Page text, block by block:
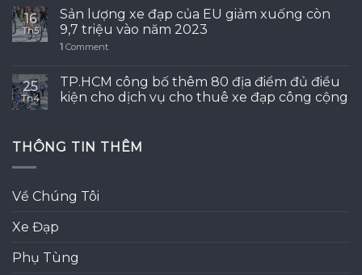
16
Th5
Sản lượng xe đạp của EU giảm xuống còn
9,7 triệu vào năm 2023
1 Comment
25
Th4
TP.HCM công bố thêm 80 địa điểm đủ điều
kiện cho dịch vụ cho thuê xe đạp công cộng
THÔNG TIN THÊM
Về Chúng Tôi
Xe Đạp
Phụ Tùng